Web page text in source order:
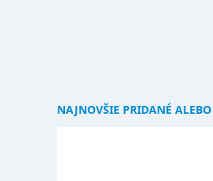
NAJNOVŠIE PRIDANÉ